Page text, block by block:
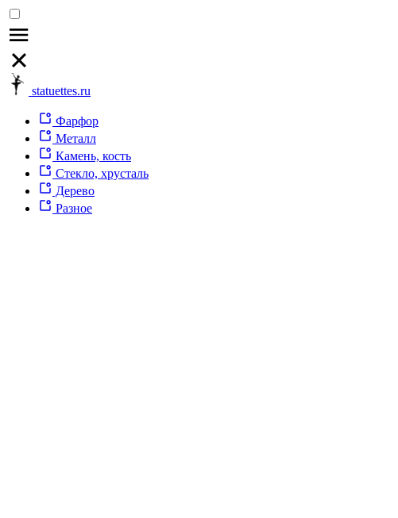
statuettes.ru
Фарфор
Металл
Камень, кость
Стекло, хрусталь
Дерево
Разное